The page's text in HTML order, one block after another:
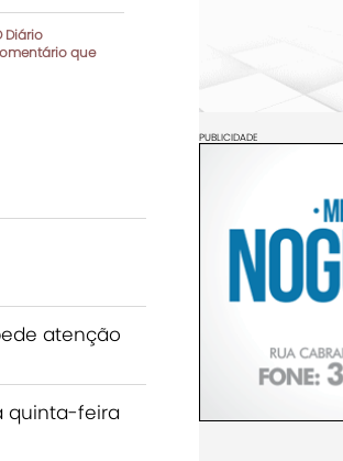
Diário
que
atenção
quinta-feira
PUBLICIDADE